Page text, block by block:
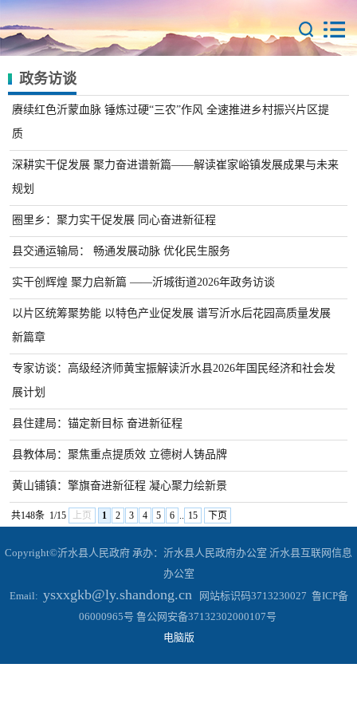
政务访谈
赓续红色沂蒙血脉 锤炼过硬“三农”作风 全速推进乡村振兴片区提
质
深耕实干促发展 聚力奋进谱新篇——解读崔家峪镇发展成果与未来
规划
圈里乡：聚力实干促发展 同心奋进新征程
县交通运输局： 畅通发展动脉 优化民生服务
实干创辉煌 聚力启新篇 ——沂城街道2026年政务访谈
以片区统筹聚势能 以特色产业促发展 谱写沂水后花园高质量发展
新篇章
专家访谈：高级经济师黄宝振解读沂水县2026年国民经济和社会发
展计划
县住建局：锚定新目标 奋进新征程
县教体局：聚焦重点提质效 立德树人铸品牌
黄山铺镇：擎旗奋进新征程 凝心聚力绘新景
共148条 1/15 上页 1 2 3 4 5 6 .. 15 下页
Copyright©沂水县人民政府 承办：沂水县人民政府办公室 沂水县互联网信息
办公室
Email: ysxxgkb@ly.shandong.cn
网站标识码3713230027 鲁ICP备
06000965号 鲁公网安备37132302000107号
电脑版